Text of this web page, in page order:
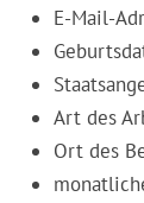
E-Mail-
Art des
Ort des